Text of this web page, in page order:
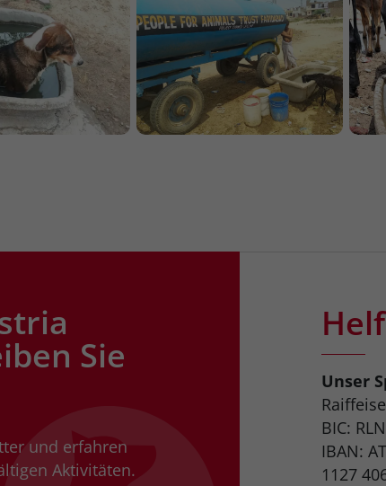
Sie
und erfahren
Aktivitäten.
Unser
BIC:
IBAN:
1127